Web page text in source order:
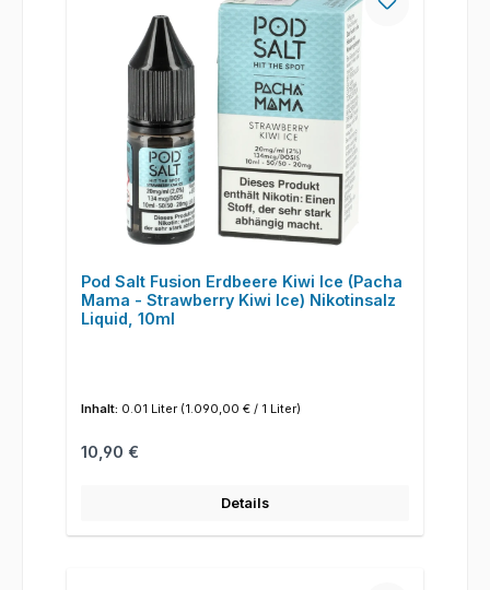
Pod Salt Fusion Erdbeere Kiwi Ice (Pacha
Mama - Strawberry Kiwi Ice) Nikotinsalz
Liquid, 10ml
Inhalt: 0.01 Liter (1.090,00 € / 1 Liter)
Regulärer Preis:
10,90 €
Details